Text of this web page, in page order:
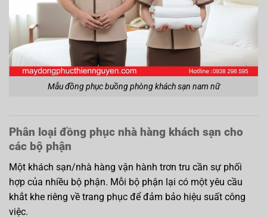
Mẫu đồng phục buồng phòng khách sạn nam nữ
Phân loại đồng phục nhà hàng khách sạn cho
các bộ phận
Một khách sạn/nhà hàng vận hành trơn tru cần sự phối
hợp của nhiều bộ phận. Mỗi bộ phận lại có một yêu cầu
khắt khe riêng về trang phục để đảm bảo hiệu suất công
việc.